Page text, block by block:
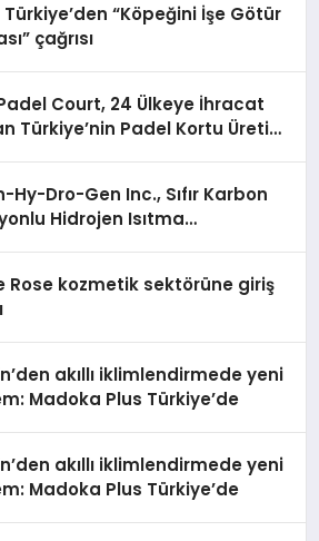
Türkiye’den “Köpeğini İşe Götür
çağrısı
Court, 24 Ülkeye İhracat
Türkiye’nin Padel Kortu Üretim
Hy-Dro-Gen Inc., Sıfır Karbon
Hidrojen Isıtma
Rose kozmetik sektörüne giriş
akıllı iklimlendirmede yeni
Madoka Plus Türkiye’de
akıllı iklimlendirmede yeni
Madoka Plus Türkiye’de